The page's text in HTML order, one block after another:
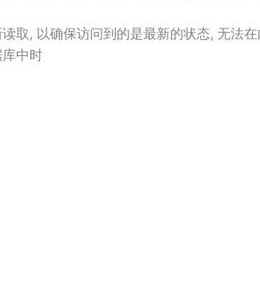
取, 以确保访问到的是最新的状态, 无法
中时